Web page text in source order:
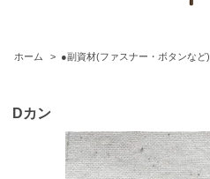
ホーム > ●副資材(ファスナー・ボタンなど)
Dカン